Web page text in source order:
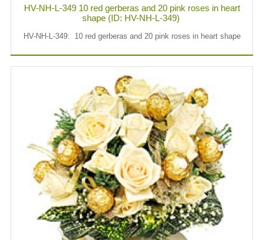
HV-NH-L-349 10 red gerberas and 20 pink roses in heart
shape (ID: HV-NH-L-349)
HV-NH-L-349: 10 red gerberas and 20 pink roses in heart shape